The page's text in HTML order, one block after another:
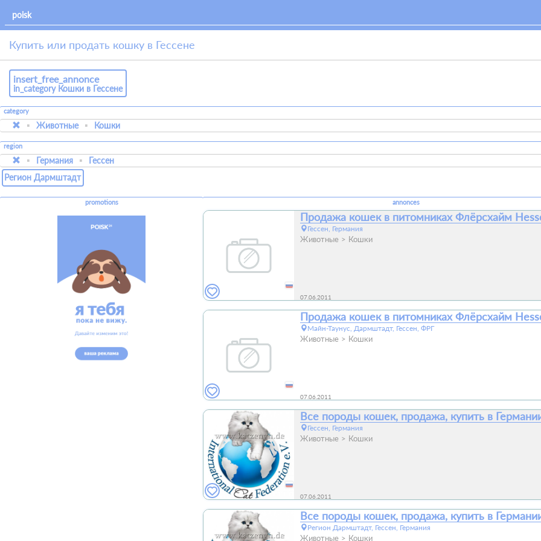
Купить или продать кошку в Гессене
insert_free_annonce
in_category Кошки в Гессене
category
Животные Кошки
region
Германия
Гессен
Регион Дармштадт
promotions annonces
Продажа кошек в питомниках Флёрсхайм
Гессен, Германия
Животные Кошки
07.06.2011
Продажа кошек в питомниках Флёрсхайм
Майн-Таунус, Дармштадт, Гессен, ФРГ
Животные Кошки
07.06.2011
Все породы кошек, продажа, купить в
Гессен, Германия
Животные Кошки
07.06.2011
Все породы кошек, продажа, купить в
Регион Дармштадт, Гессен, Германия
Животные Кошки